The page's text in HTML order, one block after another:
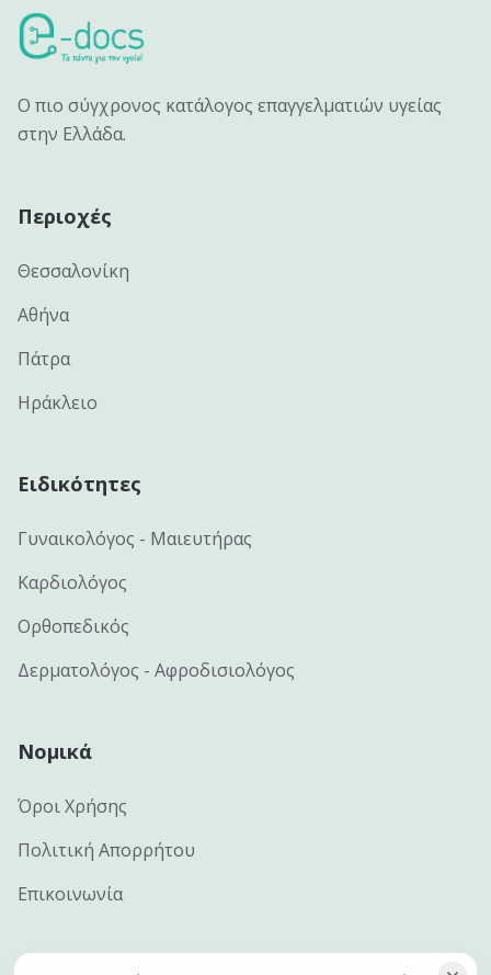
Ο πιο σύγχρονος κατάλογος επαγγελματιών υγείας
στην Ελλάδα.
Περιοχές
Θεσσαλονίκη
Αθήνα
Πάτρα
Ηράκλειο
Ειδικότητες
Γυναικολόγος - Μαιευτήρας
Καρδιολόγος
Ορθοπεδικός
Δερματολόγος - Αφροδισιολόγος
Νομικά
Όροι Χρήσης
Πολιτική Απορρήτου
Επικοινωνία